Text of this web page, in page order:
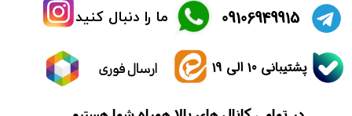
ما را دنبال کنید ​09106949915
ارسال فوری پشتیبانی 10 الی 19